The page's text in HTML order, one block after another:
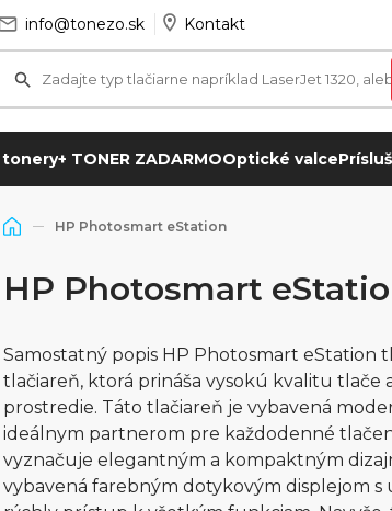
info@tonezo.sk Kontakt
tonery+ TONER ZADARMOOptické valce
HP Photosmart eStation
HP Photosmart
Samostatný popis HP Photosmart
tlačiareň, ktorá prináša vysokú kvalitu
prostredie. Táto tlačiareň je vybavená
ideálnym partnerom pre každodenné
vyznačuje elegantným a kompaktným
vybavená farebným dotykovým displejom